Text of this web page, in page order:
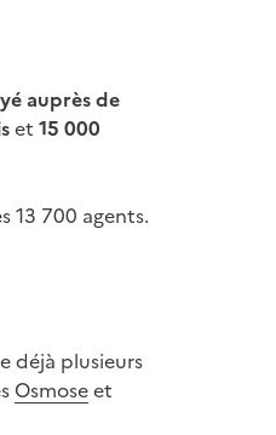
auprès de
et 15 000
13 700 agents.
déjà plusieurs
Osmoseet